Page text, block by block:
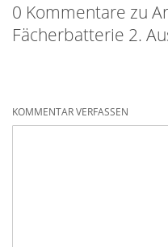
0 Kommentare zu
Fächerbatterie 2.
KOMMENTAR VERFASSEN